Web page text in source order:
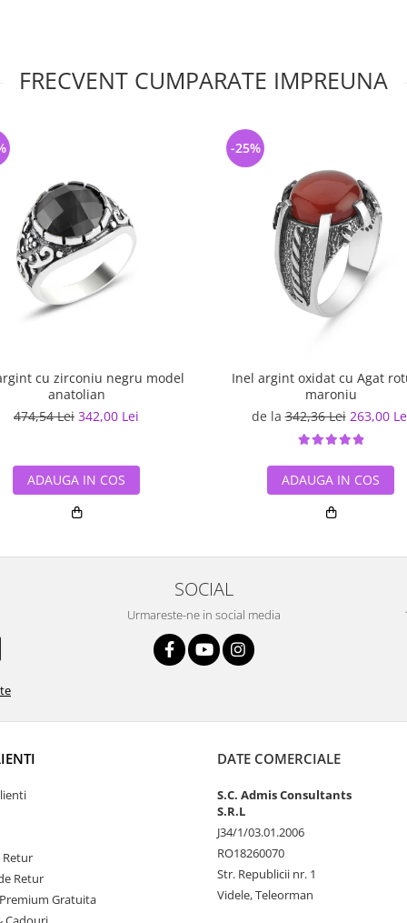
FRECVENT CUMPARATE IMPREUNA
cu zirconiu negru model
anatolian
474,54 Lei 342,00 Lei
ADAUGA IN COS
Inel argint oxidat cu Agat
maroniu
de la342,36 Lei 263,00
-25%
ADAUGA IN COS
SOCIAL
Urmareste-ne in social media
Retur
Retur
Gratuita
DATE COMERCIALE
S.C. Admis Consultants
S.R.L
J34/1/03.01.2006
RO18260070
Str. Republicii nr. 1
Videle, Teleorman